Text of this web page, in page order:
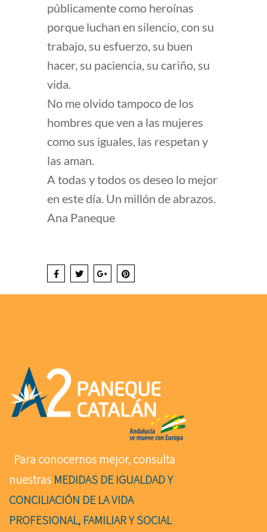
públicamente como heroínas
porque luchan en silencio, con su
trabajo, su esfuerzo, su buen
hacer, su paciencia, su cariño, su
vida.
No me olvido tampoco de los
hombres que ven a las mujeres
como sus iguales, las respetan y
las aman.
A todas y todos os deseo lo mejor
en este día. Un millón de abrazos.
Ana Paneque
Para conocernos mejor, consulta
nuestras MEDIDAS DE IGUALDAD Y
CONCILIACIÓN DE LA VIDA
PROFESIONAL, FAMILIAR Y SOCIAL